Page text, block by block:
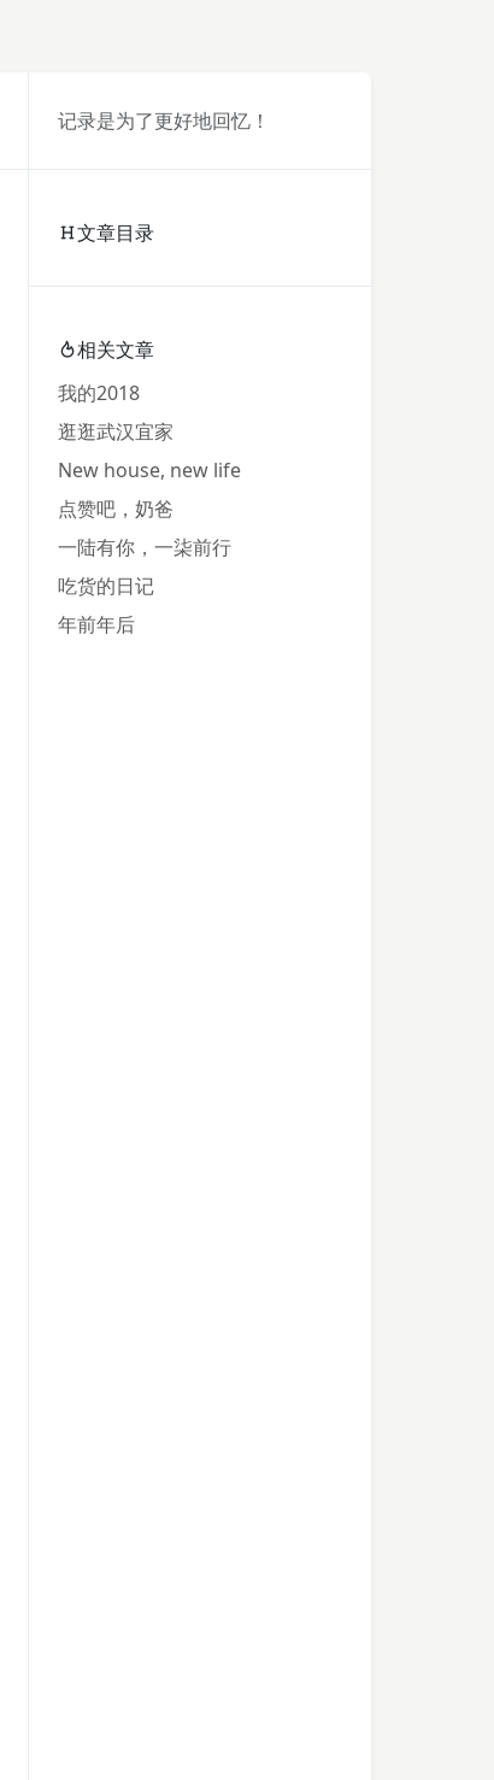
记录是为了更好地回忆！
文章目录
相关文章
我的2018
逛逛武汉宜家
New house, new life
点赞吧，奶爸
一陆有你，一柒前行
吃货的日记
年前年后